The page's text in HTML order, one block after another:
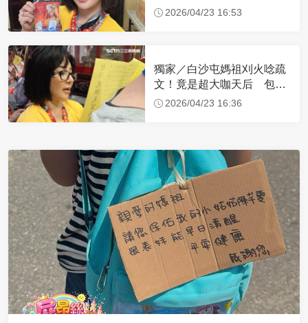
蹟 一靠近媽祖就爆哭
2026/04/23 16:53
獨家／白沙屯媽祖刈火唸疏
文！竟是超大咖天后 包尿
布忍尿5小時不喊累
2026/04/23 16:36